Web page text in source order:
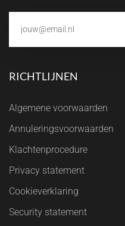
RICHTLIJNEN
Algemene voorwaarden
Annuleringsvoorwaarden
Klachtenprocedure
Privacy statement
Cookieverklaring
Security statement